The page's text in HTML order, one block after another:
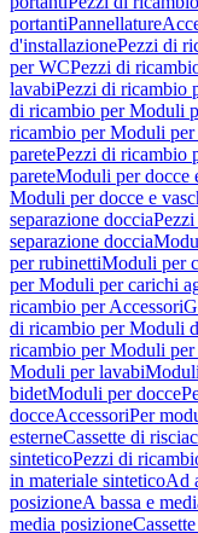
portantiPannellature
d'installazionePezzi di
per WCPezzi di
lavabiPezzi di ricambio
di ricambio per Moduli
ricambio per Moduli per
paretePezzi di ricambio
pareteModuli per docce
Moduli per docce e
separazione doccia
separazione doccia
per rubinettiModuli per
per Moduli per carichi
ricambio per Accessori
di ricambio per Moduli
ricambio per Moduli
Moduli per lavabi
bidetModuli per docce
docceAccessoriPer
esterneCassette di
sinteticoPezzi di
in materiale sinteticoAd
posizioneA bassa e
media posizione